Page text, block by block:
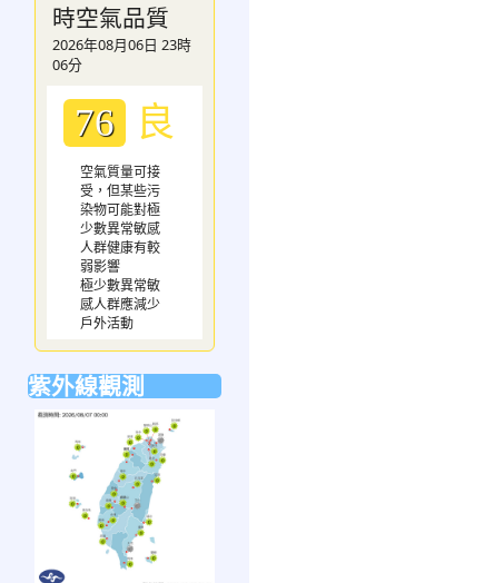
時空氣品質
2026年08月06日 23時
06分
76 良
空氣質量可接
受，但某些污
染物可能對極
少數異常敏感
人群健康有較
弱影響
極少數異常敏
感人群應減少
戶外活動
紫外線觀測